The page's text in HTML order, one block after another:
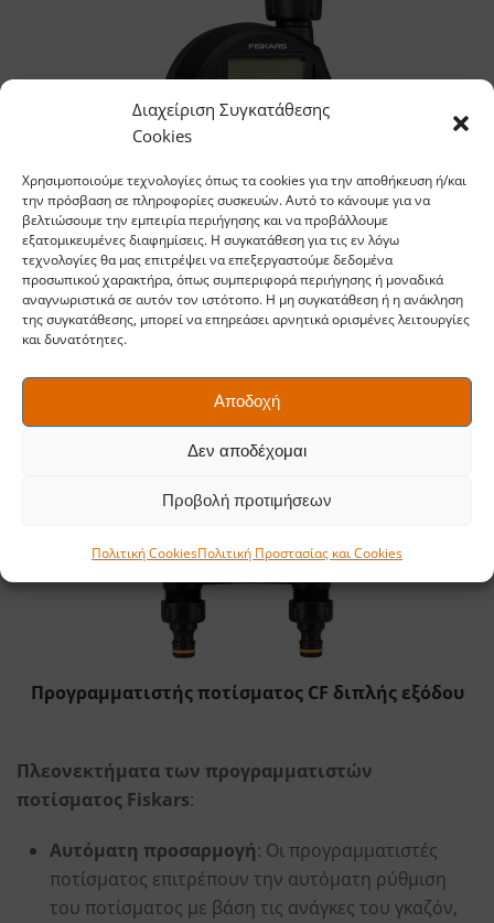
Διαχείριση Συγκατάθεσης
Cookies
Χρησιμοποιούμε τεχνολογίες όπως τα cookies για την αποθήκευση ή/και
την πρόσβαση σε πληροφορίες συσκευών. Αυτό το κάνουμε για να
βελτιώσουμε την εμπειρία περιήγησης και να προβάλλουμε
εξατομικευμένες διαφημίσεις. Η συγκατάθεση για τις εν λόγω
τεχνολογίες θα μας επιτρέψει να επεξεργαστούμε δεδομένα
προσωπικού χαρακτήρα, όπως συμπεριφορά περιήγησης ή μοναδικά
αναγνωριστικά σε αυτόν τον ιστότοπο. Η μη συγκατάθεση ή η ανάκληση
της συγκατάθεσης, μπορεί να επηρεάσει αρνητικά ορισμένες λειτουργίες
και δυνατότητες.
Αποδοχή
Δεν αποδέχομαι
Προβολή προτιμήσεων
Πολιτική CookiesΠολιτική Προστασίας και Cookies
Προγραμματιστής ποτίσματος CF μονής εξόδου
Προγραμματιστής ποτίσματος CF διπλής εξόδου
Πλεονεκτήματα των προγραμματιστών
ποτίσματος Fiskars:
Αυτόματη προσαρμογή: Οι προγραμματιστές
ποτίσματος επιτρέπουν την αυτόματη ρύθμιση
του ποτίσματος με βάση τις ανάγκες του γκαζόν,